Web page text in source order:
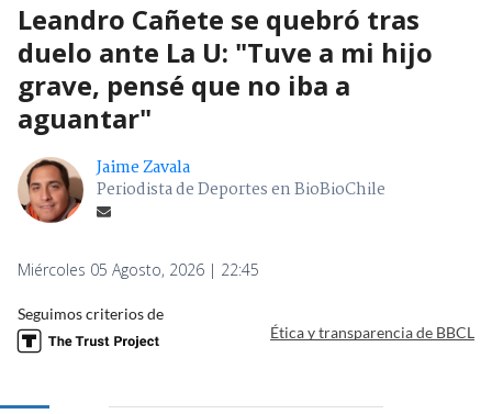
Leandro Cañete se quebró tras
duelo ante La U: "Tuve a mi hijo
grave, pensé que no iba a
aguantar"
Jaime Zavala
Periodista de Deportes en BioBioChile
Miércoles 05 Agosto, 2026 | 22:45
Seguimos criterios de
Ética y transparencia de BBCL